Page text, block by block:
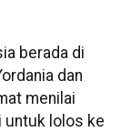
berada di
dan
menilai
untuk lolos ke